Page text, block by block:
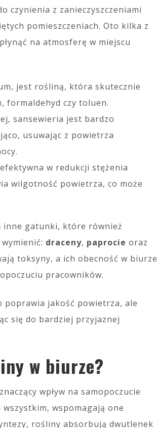
czynienia z zanieczyszczeniami
pomieszczeniach. Oto kilka z
na atmosferę w miejscu
jest rośliną, która skutecznie
formaldehyd czy toluen.
sansewieria jest bardzo
usuwając z powietrza
w redukcji stężenia
wilgotność powietrza, co może
inne gatunki, które również
draceny, paprocie oraz
toksyny, a ich obecność w biurze
pracowników.
jakość powietrza, ale
się do bardziej przyjaznej
w biurze?
wpływ na samopoczucie
wspomagają one
rośliny absorbują dwutlenek